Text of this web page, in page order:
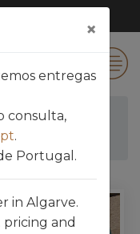
×
entregas
consulta,
.
Portugal.
in Algarve.
and